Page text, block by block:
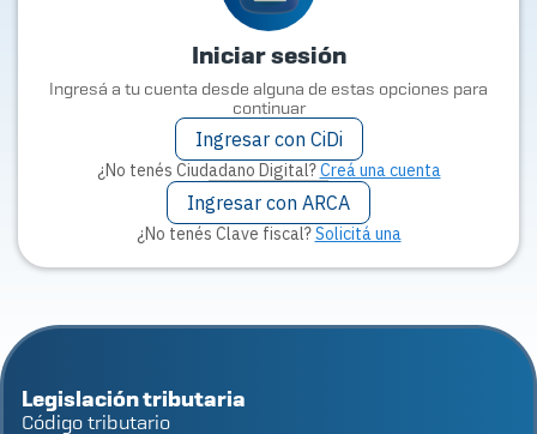
Iniciar sesión
Ingresá a tu cuenta desde alguna de estas opciones para
continuar
Ingresar con CiDi
¿No tenés Ciudadano Digital?Creá una cuenta
Ingresar con ARCA
¿No tenés Clave fiscal?Solicitá una